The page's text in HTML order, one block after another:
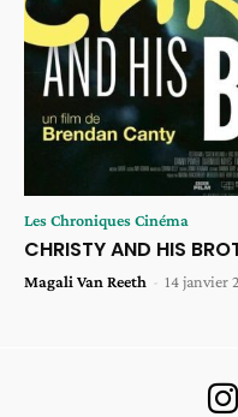
Les Chroniques Cinéma
CHRISTY AND HIS
Magali Van Reeth - 14 janvier